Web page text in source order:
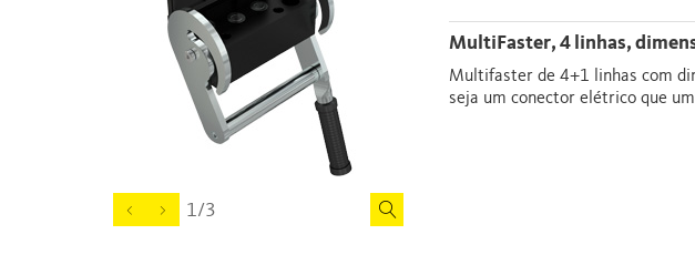
1/3
MultiFaster, 4 linhas,
Multifaster de 4+1 linhas com
seja um conector elétrico que